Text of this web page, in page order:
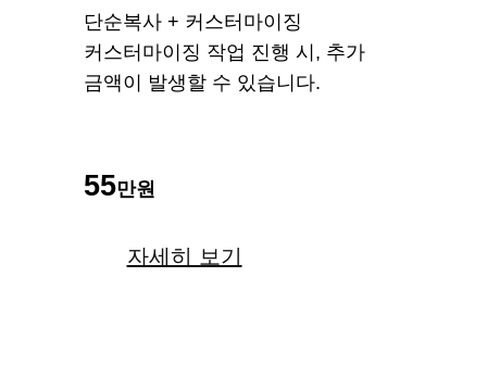
단순복사 + 커스터마이징
커스터마이징 작업 진행 시, 추가
금액이 발생할 수 있습니다.
55만원
자세히 보기